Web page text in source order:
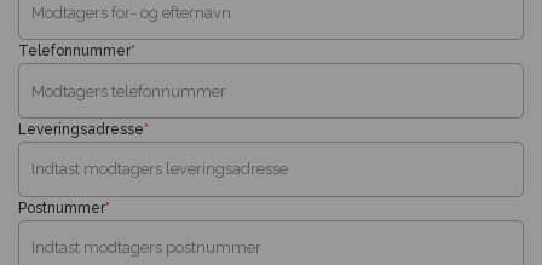
*
Telefonnummer
*
Leveringsadresse
*
Postnummer